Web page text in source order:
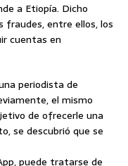
a Etiopía. Dicho
fraudes, entre ellos, los
cuentas en
periodista de
el mismo
de ofrecerle una
se descubrió que se
puede tratarse de